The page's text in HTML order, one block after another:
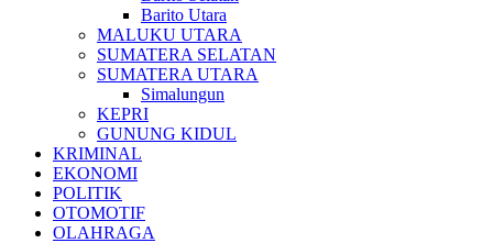
Barito Utara
MALUKU UTARA
SUMATERA SELATAN
SUMATERA UTARA
Simalungun
KEPRI
GUNUNG KIDUL
KRIMINAL
EKONOMI
POLITIK
OTOMOTIF
OLAHRAGA